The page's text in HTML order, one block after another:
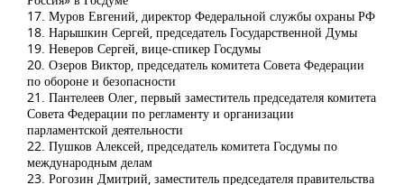
17. Муров Евгений, директор Федеральной службы охраны РФ
18. Нарышкин Сергей, председатель Государственной Думы
19. Неверов Сергей, вице-спикер Госдумы
20. Озеров Виктор, председатель комитета Совета Федерации
по обороне и безопасности
21. Пантелеев Олег, первый заместитель председателя комитета
Совета Федерации по регламенту и организации
парламентской деятельности
22. Пушков Алексей, председатель комитета Госдумы по
международным делам
23. Рогозин Дмитрий, заместитель председателя правительства